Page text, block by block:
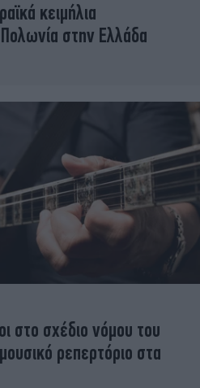
κειμήλια
στην Ελλάδα
στο σχέδιο νόμου του
ρεπερτόριο στα